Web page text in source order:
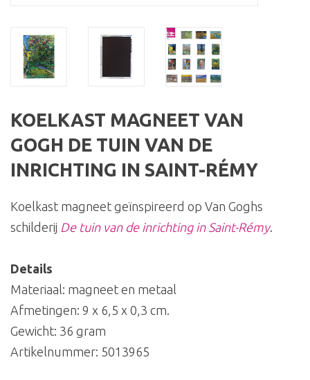
KOELKAST MAGNEET VAN
GOGH DE TUIN VAN DE
INRICHTING IN SAINT-RÉMY
Koelkast magneet geïnspireerd op Van Goghs
schilderij De tuin van de inrichting in Saint-Rémy.
Details
Materiaal: magneet en metaal
Afmetingen: 9 x 6,5 x 0,3 cm.
Gewicht: 36 gram
Artikelnummer: 5013965